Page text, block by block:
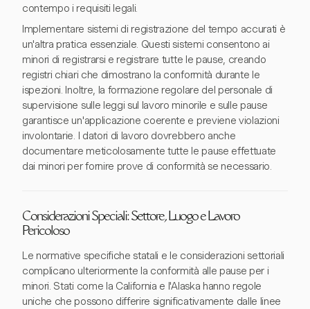
contempo i requisiti legali.
Implementare sistemi di registrazione del tempo accurati è
un'altra pratica essenziale. Questi sistemi consentono ai
minori di registrarsi e registrare tutte le pause, creando
registri chiari che dimostrano la conformità durante le
ispezioni. Inoltre, la formazione regolare del personale di
supervisione sulle leggi sul lavoro minorile e sulle pause
garantisce un'applicazione coerente e previene violazioni
involontarie. I datori di lavoro dovrebbero anche
documentare meticolosamente tutte le pause effettuate
dai minori per fornire prove di conformità se necessario.
Considerazioni Speciali: Settore, Luogo e Lavoro
Pericoloso
Le normative specifiche statali e le considerazioni settoriali
complicano ulteriormente la conformità alle pause per i
minori. Stati come la California e l'Alaska hanno regole
uniche che possono differire significativamente dalle linee